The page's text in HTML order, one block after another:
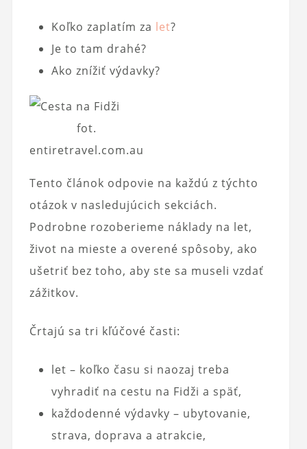
Koľko zaplatím za let?
Je to tam drahé?
Ako znížiť výdavky?
fot.
entiretravel.com.au
Tento článok odpovie na každú z týchto
otázok v nasledujúcich sekciách.
Podrobne rozoberieme náklady na let,
život na mieste a overené spôsoby, ako
ušetriť bez toho, aby ste sa museli vzdať
zážitkov.
Črtajú sa tri kľúčové časti:
let – koľko času si naozaj treba
vyhradiť na cestu na Fidži a späť,
každodenné výdavky – ubytovanie,
strava, doprava a atrakcie,